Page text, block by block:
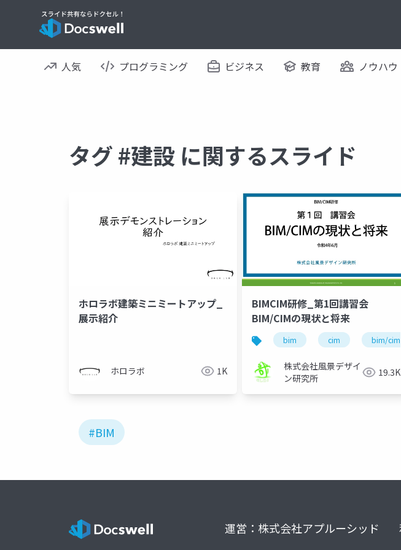
人気 プログラミング ビジネス 教育 ノウハウ
タグ #建設 に関するスライド
ホロラボ建築ミニミートアップ_
展示紹介
ホロラボ 1K
BIMCIM研修_第1回講習会
BIM/CIMの現状と将来
bim cim bim/cim
株式会社風景デザイ
ン研究所
19.3K
#BIM
運営：株式会社アプルーシッド